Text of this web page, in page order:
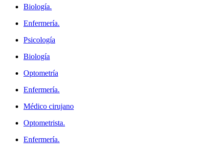
Biología.
Enfermería.
Psicología
Biología
Optometría
Enfermería.
Médico cirujano
Optometrista.
Enfermería.